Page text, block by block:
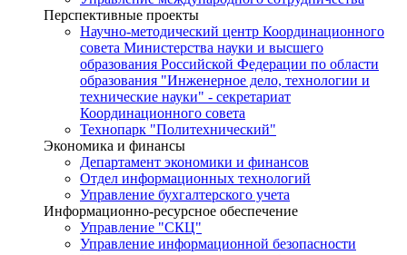
Перспективные проекты
Научно-методический центр Координационного
совета Министерства науки и высшего
образования Российской Федерации по области
образования "Инженерное дело, технологии и
технические науки" - секретариат
Координационного совета
Технопарк "Политехнический"
Экономика и финансы
Департамент экономики и финансов
Отдел информационных технологий
Управление бухгалтерского учета
Информационно-ресурсное обеспечение
Управление "СКЦ"
Управление информационной безопасности